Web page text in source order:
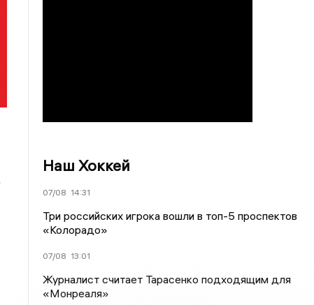
Наш Хоккей
07/08 14:31
Три российских игрока вошли в топ-5 проспектов
«Колорадо»
07/08 13:01
Журналист считает Тарасенко подходящим для
«Монреаля»